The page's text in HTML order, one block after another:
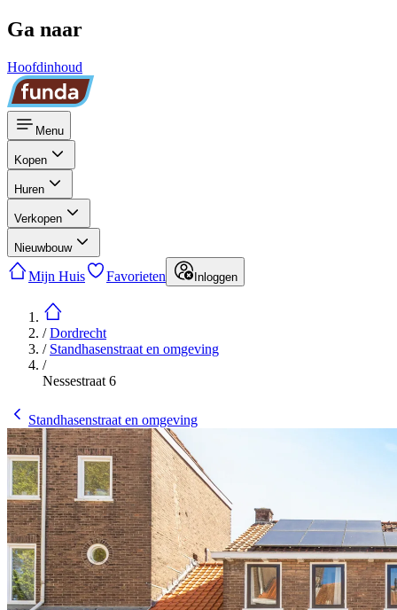
Ga naar
Hoofdinhoud
Menu
Kopen
Huren
Verkopen
Nieuwbouw
Mijn Huis Favorieten Inloggen
/Dordrecht
/ Standhasenstraat en omgeving
/
Nessestraat 6
Standhasenstraat en omgeving